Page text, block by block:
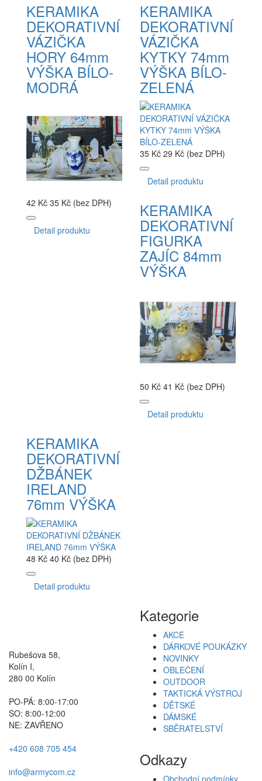
KERAMIKA
DEKORATIVNÍ
VÁZIČKA
HORY 64mm
VÝŠKA BÍLO-
MODRÁ
42 Kč 35 Kč (bez DPH)
Detail produktu
KERAMIKA
DEKORATIVNÍ
VÁZIČKA
KYTKY 74mm
VÝŠKA BÍLO-
ZELENÁ
35 Kč 29 Kč (bez DPH)
Detail produktu
KERAMIKA
DEKORATIVNÍ
FIGURKA
ZAJÍC 84mm
VÝŠKA
50 Kč 41 Kč (bez DPH)
Detail produktu
KERAMIKA
DEKORATIVNÍ
DŽBÁNEK
IRELAND
76mm VÝŠKA
48 Kč 40 Kč (bez DPH)
Detail produktu
Rubešova 58,
Kolín I,
280 00 Kolín
PO-PÁ: 8:00-17:00
SO: 8:00-12:00
NE: ZAVŘENO
+420 608 705 454
info@armycom.cz
Kategorie
AKCE
DÁRKOVÉ POUKÁZKY
NOVINKY
OBLEČENÍ
OUTDOOR
TAKTICKÁ VÝSTROJ
DĚTSKÉ
DÁMSKÉ
SBĚRATELSTVÍ
Odkazy
Obchodní podmínky